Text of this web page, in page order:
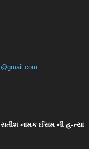
સતીશ નામક ઈસમ ની હ-ત્યા